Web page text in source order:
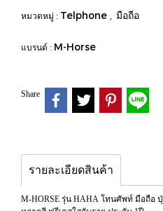
หมวดหมู่ : Telphone , มือถือ
แบรนด์ : M-Horse
Share
รายละเอียดสินค้า
M-HORSE รุ่น HAHA โทนศัพท์ มือถือ